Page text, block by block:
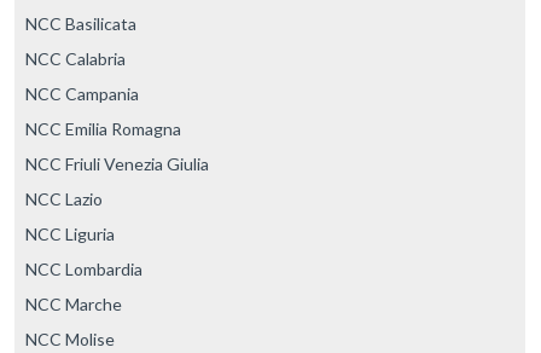
NCC Basilicata
NCC Calabria
NCC Campania
NCC Emilia Romagna
NCC Friuli Venezia Giulia
NCC Lazio
NCC Liguria
NCC Lombardia
NCC Marche
NCC Molise